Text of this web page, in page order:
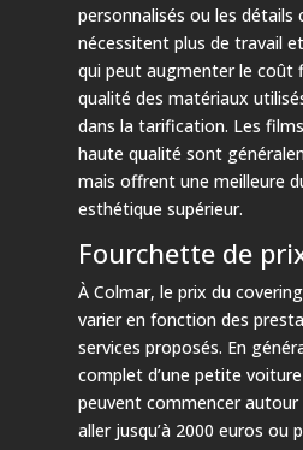
personnalisés ou les détails
nécessitent plus de travail
qui peut augmenter le coût
qualité des matériaux
dans la tarification. Les
haute qualité sont
mais offrent une meilleure
esthétique supérieur.
Fourchette de
À Colmar, le prix du
varier en fonction des
services proposés. En
complet d’une petite
peuvent commencer
aller jusqu’à 2000 euros ou